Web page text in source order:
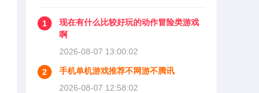
1
现在有什么比较好玩的动作冒险类游戏
啊
2026-08-07 13:00:02
2
手机单机游戏推荐不网游不腾讯
2026-08-07 12:58:02